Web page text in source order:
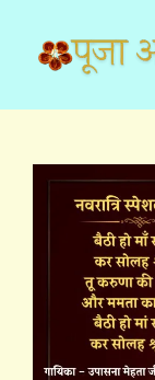
content